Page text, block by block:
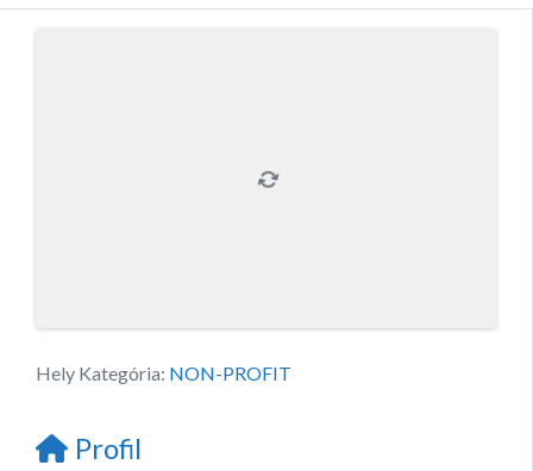
Hely Kategória: NON-PROFIT
Profil